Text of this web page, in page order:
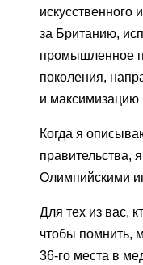
искусственного
за Британию,
промышленное
поколения,
и максимизацию
Когда я
правительства,
Олимпийскими
Для тех из вас,
чтобы помнить,
36-го места в